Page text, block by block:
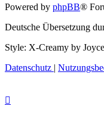
Powered by phpBB®
Deutsche Übersetzung
Style: X-Creamy by
Datenschutz |